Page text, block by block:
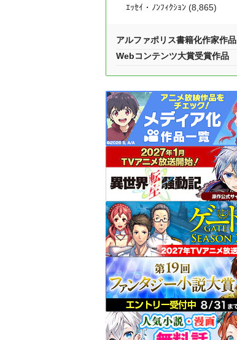
ｴｯｾｲ・ﾉﾝﾌｨｸｼｮﾝ (8,865)
アルファポリス書籍化作家作品
Webコンテンツ大賞受賞作品